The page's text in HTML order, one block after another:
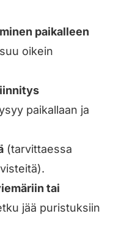
paikalleen
oikein
paikallaan ja
(tarvittaessa
tai
jää puristuksiin